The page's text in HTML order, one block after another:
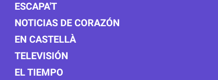
ESCAPA'T
NOTICIAS DE CORAZÓN
EN CASTELLÀ
TELEVISIÓN
EL TIEMPO